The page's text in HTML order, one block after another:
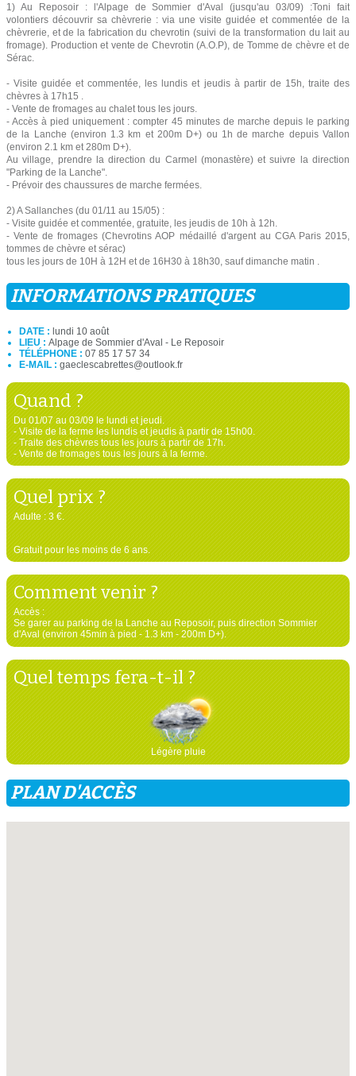
1) Au Reposoir : l'Alpage de Sommier d'Aval (jusqu'au 03/09) :Toni fait
volontiers découvrir sa chèvrerie : via une visite guidée et commentée de la
chèvrerie, et de la fabrication du chevrotin (suivi de la transformation du lait au
fromage). Production et vente de Chevrotin (A.O.P), de Tomme de chèvre et de
Sérac.
- Visite guidée et commentée, les lundis et jeudis à partir de 15h, traite des
chèvres à 17h15 .
- Vente de fromages au chalet tous les jours.
- Accès à pied uniquement : compter 45 minutes de marche depuis le parking
de la Lanche (environ 1.3 km et 200m D+) ou 1h de marche depuis Vallon
(environ 2.1 km et 280m D+).
Au village, prendre la direction du Carmel (monastère) et suivre la direction
"Parking de la Lanche".
- Prévoir des chaussures de marche fermées.
2) A Sallanches (du 01/11 au 15/05) :
- Visite guidée et commentée, gratuite, les jeudis de 10h à 12h.
- Vente de fromages (Chevrotins AOP médaillé d'argent au CGA Paris 2015,
tommes de chèvre et sérac)
tous les jours de 10H à 12H et de 16H30 à 18h30, sauf dimanche matin .
INFORMATIONS PRATIQUES
DATE : lundi 10 août
LIEU : Alpage de Sommier d'Aval - Le Reposoir
TÉLÉPHONE : 07 85 17 57 34
E-MAIL : gaeclescabrettes@outlook.fr
Quand ?
Du 01/07 au 03/09 le lundi et jeudi.
- Visite de la ferme les lundis et jeudis à partir de 15h00.
- Traite des chèvres tous les jours à partir de 17h.
- Vente de fromages tous les jours à la ferme.
Quel prix ?
Adulte : 3 €.
Gratuit pour les moins de 6 ans.
Comment venir ?
Accès :
Se garer au parking de la Lanche au Reposoir, puis direction Sommier
d'Aval (environ 45min à pied - 1.3 km - 200m D+).
Quel temps fera-t-il ?
Légère pluie
PLAN D'ACCÈS